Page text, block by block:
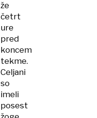
že
četrt
ure
pred
koncem
tekme.
Celjani
so
imeli
posest